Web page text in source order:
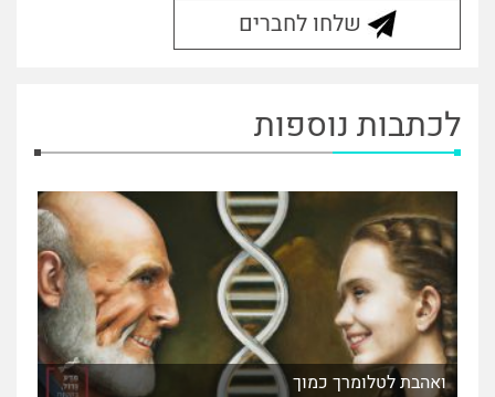
שלחו לחברים
לכתבות נוספות
ואהבת לטלומרך כמוך